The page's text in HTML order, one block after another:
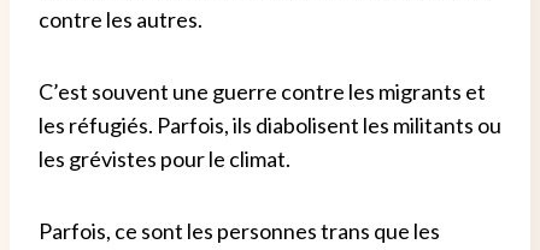
contre les autres.
C’est souvent une guerre contre les migrants et
les réfugiés. Parfois, ils diabolisent les militants ou
les grévistes pour le climat.
Parfois, ce sont les personnes trans que les